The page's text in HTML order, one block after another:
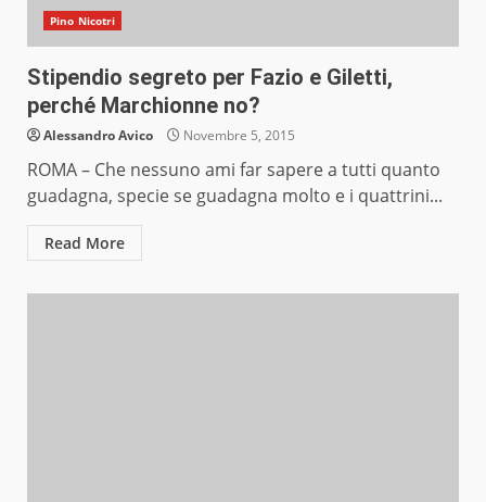
Pino Nicotri
Stipendio segreto per Fazio e Giletti,
perché Marchionne no?
Alessandro Avico Novembre 5, 2015
ROMA – Che nessuno ami far sapere a tutti quanto
guadagna, specie se guadagna molto e i quattrini...
Read More